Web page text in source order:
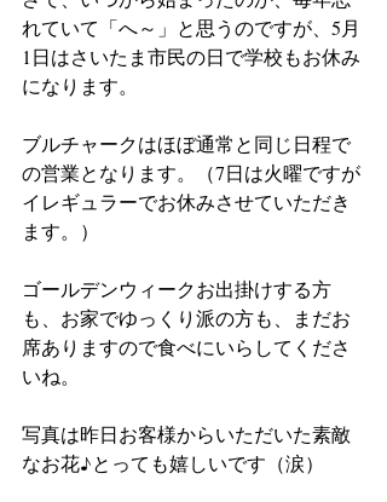
れていて「へ～」と思うのですが、5月
1日はさいたま市民の日で学校もお休み
になります。
ブルチャークはほぼ通常と同じ日程で
の営業となります。（7日は火曜ですが
イレギュラーでお休みさせていただき
ます。）
ゴールデンウィークお出掛けする方
も、お家でゆっくり派の方も、まだお
席ありますので食べにいらしてくださ
いね。
写真は昨日お客様からいただいた素敵
なお花♪とっても嬉しいです（涙）